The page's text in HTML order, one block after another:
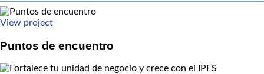
View project
Puntos de encuentro